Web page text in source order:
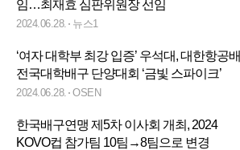
임…최재효 심판위원장 선임
2024.06.28. 뉴스1
‘여자 대학부 최강 입증’ 우석대, 대한항공배
전국대학배구 단양대회 ‘금빛 스파이크’
2024.06.28. OSEN
한국배구연맹 제5차 이사회 개최, 2024
KOVO컵 참가팀 10팀→8팀으로 변경